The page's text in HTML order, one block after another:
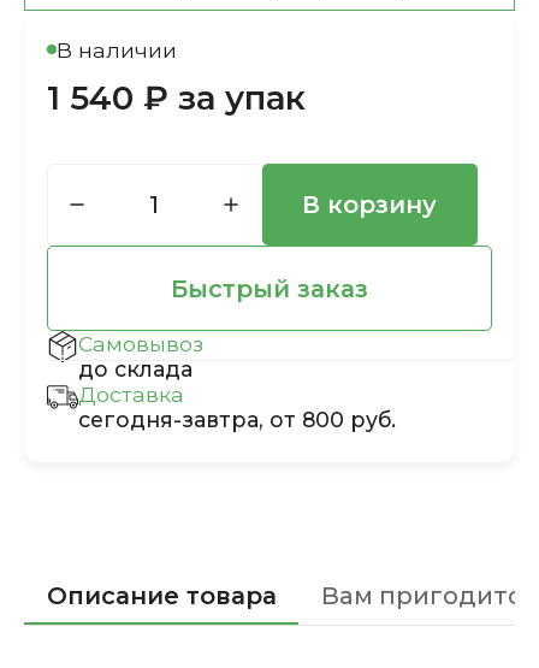
В наличии
1 540 ₽ за упак
В корзину
Быстрый заказ
Самовывоз
до склада
Доставка
сегодня-завтра, от 800 руб.
Описание товара Вам пригодится